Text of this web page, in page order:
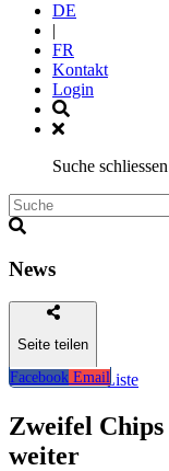
DE
|
FR
Kontakt
Login
Suche schliessen
News
Seite teilen
Facebook Email
Zurück zur Liste
Zweifel
weiter